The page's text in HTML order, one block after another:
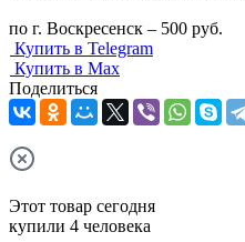
по г. Воскресенск – 500 руб.
Купить в Telegram
Купить в Max
Поделиться
Этот товар сегодня
купили 4 человека